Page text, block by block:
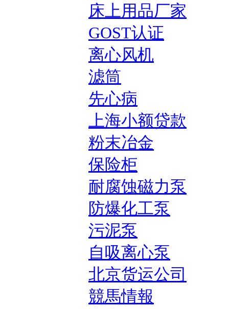
床上用品厂家
GOST认证
离心风机
滤筒
先心病
上海小额贷款
粉末冶金
保险柜
耐腐蚀磁力泵
防爆化工泵
污泥泵
自吸离心泵
北京货运公司
競馬情報